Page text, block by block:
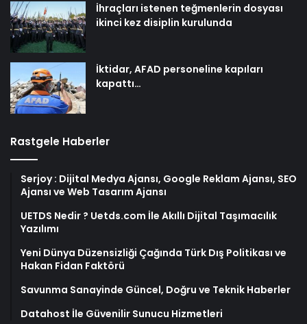
İhraçları istenen teğmenlerin dosyası
ikinci kez disiplin kurulunda
İktidar, AFAD personeline kapıları
kapattı…
Rastgele Haberler
Serjoy : Dijital Medya Ajansı, Google Reklam Ajansı, SEO
Ajansı ve Web Tasarım Ajansı
UETDS Nedir ? Uetds.com İle Akıllı Dijital Taşımacılık
Yazılımı
Yeni Dünya Düzensizliği Çağında Türk Dış Politikası ve
Hakan Fidan Faktörü
Savunma Sanayinde Güncel, Doğru ve Teknik Haberler
Datahost İle Güvenilir Sunucu Hizmetleri